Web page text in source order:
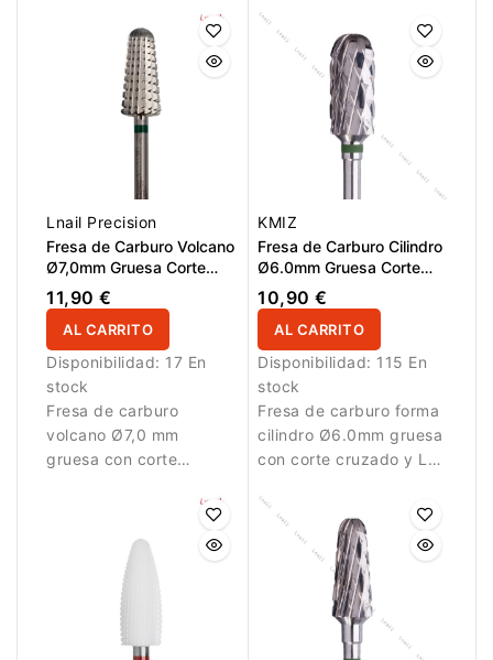
Lnail Precision
Fresa de Carburo Volcano
Ø7,0mm Gruesa Corte
Longitudinal LT 15,0mm
11,90 €
AL CARRITO
Disponibilidad: 17 En
stock
Fresa de carburo
volcano Ø7,0 mm
gruesa con corte
rápida y eficiente.
KMIZ
Fresa de Carburo Cilindro
Ø6.0mm Gruesa Corte
Cruzado LT 13.0mm
10,90 €
AL CARRITO
Disponibilidad: 115 En
stock
Fresa de carburo forma
cilindro Ø6.0mm gruesa
con corte cruzado y LT
eliminación eficiente de
material artificial.